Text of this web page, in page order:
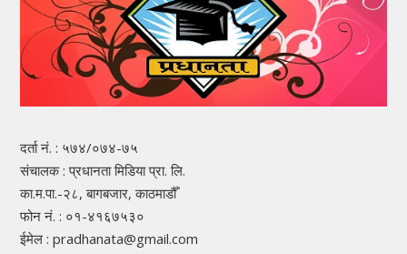
दर्ता नं. : ५७४/०७४-७५
संचालक : प्रधानता मिडिया प्रा. लि.
का.म.पा.-२८, बागबजार, काठमाडौँ
फोन नं. : ०१-४१६७५३०
ईमेल : pradhanata@gmail.com